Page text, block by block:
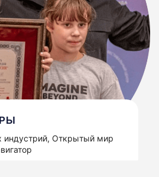
индустрий, Открытый мир